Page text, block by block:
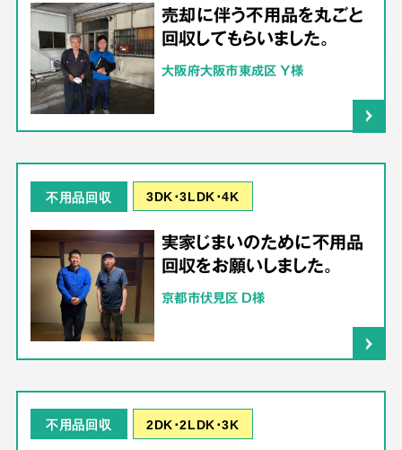
売却に伴う不用品を丸ごと
回収してもらいました。
大阪府大阪市東成区 Y様
不用品回収 3DK･3LDK･4K
実家じまいのために不用品
回収をお願いしました。
京都市伏見区 D様
不用品回収 2DK･2LDK･3K